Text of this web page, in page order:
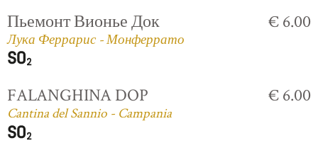
Пьемонт Вионье Док
Лука Феррарис - Монферрато
€ 6.00
FALANGHINA DOP
Cantina del Sannio - Campania
€ 6.00